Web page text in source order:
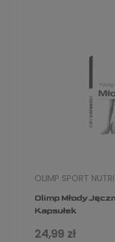
Olimp Młody
Kapsułek
OLIMP SPORT
24,99 zł